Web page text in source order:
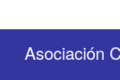
Asociación